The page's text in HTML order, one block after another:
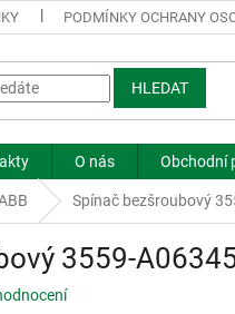
PODMÍNKY OCHRANY
HLEDAT
O nás Obchodní
Spínač bezšroubový
3559-